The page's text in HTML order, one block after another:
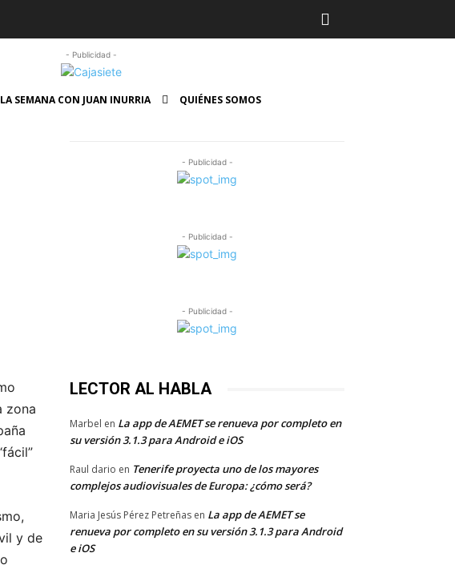
- Publicidad -
LA SEMANA CON JUAN INURRIA QUIÉNES SOMOS
zona
y de
- Publicidad -
- Publicidad -
- Publicidad -
LECTOR AL HABLA
Marbel en La app de AEMET se renueva por completo en
su versión 3.1.3 para Android e iOS
Raul dario en Tenerife proyecta uno de los mayores
complejos audiovisuales de Europa: ¿cómo será?
Maria Jesús Pérez Petreñas en La app de AEMET se
renueva por completo en su versión 3.1.3 para Android
e iOS